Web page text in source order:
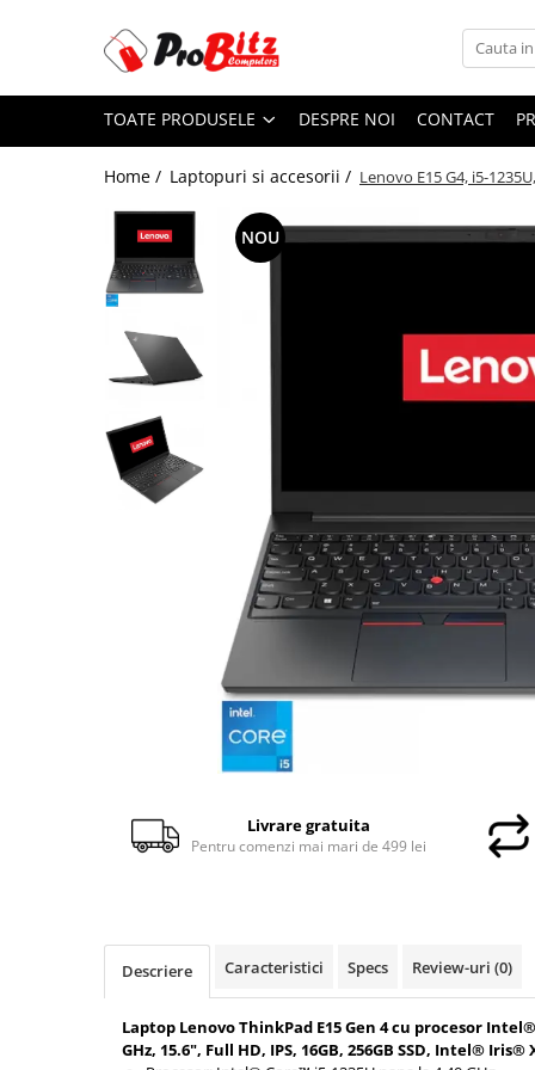
Toate Produsele
Laptopuri si accesorii
Laptopuri Renew
Laptopuri Refurbished
Laptopuri Second-hand
Memorii laptop
Baterii laptop
Componente REFURBISHED Laptop
Hard Disk-uri Refurbished
Accesorii Laptop
Incarcatoare laptop refurbished
Standuri și Coolere Laptop
PC, Componente & Software
Calculatoare Mini NOI
Calculatoare RENEW
Calculatoare WORKSTATION
Componente PC NOI
Hard Disk-uri Desktop
TOATE PRODUSELE DESPRE NOI CONTACT
Home / Laptopuri si accesorii / Lenovo E15 G4, i5-
NOU
Livrare gratuita
Pentru comenzi mai mari de 499 lei
Descriere Caracteristici Specs Review-uri (0)
Laptop Lenovo ThinkPad E15 Gen 4 cu procesor
GHz, 15.6", Full HD, IPS, 16GB, 256GB SSD, Intel®